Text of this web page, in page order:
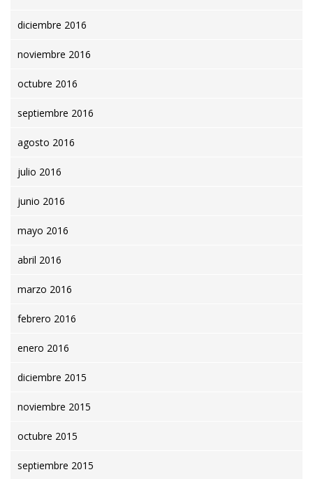
diciembre 2016
noviembre 2016
octubre 2016
septiembre 2016
agosto 2016
julio 2016
junio 2016
mayo 2016
abril 2016
marzo 2016
febrero 2016
enero 2016
diciembre 2015
noviembre 2015
octubre 2015
septiembre 2015